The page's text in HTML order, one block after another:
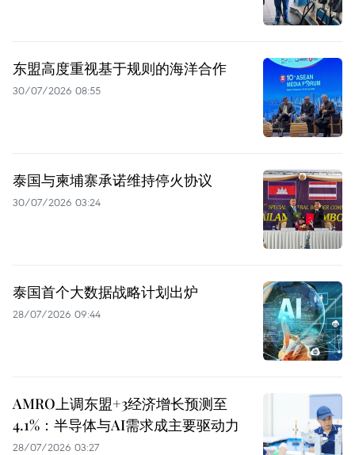
东盟高度重视基于规则的海洋合作
30/07/2026 08:55
泰国与柬埔寨承诺维持停火协议
30/07/2026 03:24
泰国首个大数据战略计划出炉
28/07/2026 09:44
AMRO上调东盟+3经济增长预测至
4.1%：半导体与AI需求成主要驱动力
28/07/2026 03:27